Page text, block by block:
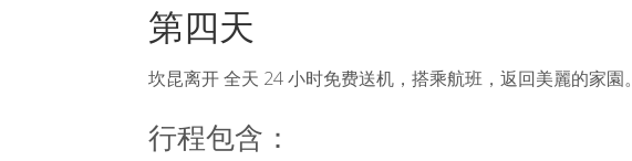
第四天
坎昆离开 全天 24 小时免费送机，搭乘航班，返回美麗的家園。
行程包含：